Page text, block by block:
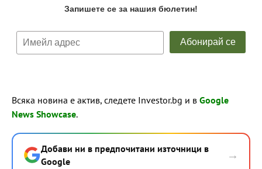
Всяка новина е актив, следете Investor.bg и в Google
News Showcase.
Добави ни в предпочитани източници в
Google
→